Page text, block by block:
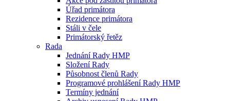
Úřad primátora
Rezidence primátora
Stáli v čele
Primátorský řetěz
Rada
Jednání Rady HMP
Složení Rady
Působnost členů Rady
Programové prohlášení Rady HMP
Termíny jednání